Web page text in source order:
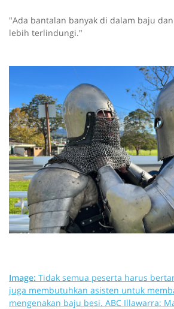
"Ada bantalan banyak di dalam baju
lebih terlindungi."
Image: Tidak semua peserta harus
juga membutuhkan asisten untuk
mengenakan baju besi. ABC Illawarra: